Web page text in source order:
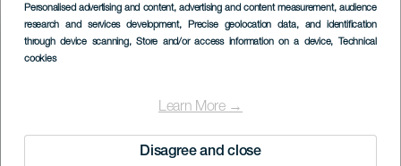
Personalised advertising and content, advertising and content measurement, audience
research and services development, Precise geolocation data, and identification
through device scanning, Store and/or access information on a device, Technical
cookies
Learn More →
Disagree and close
Imagen
Listado